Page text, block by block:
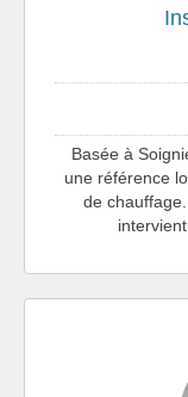
Basée à
une référence
de